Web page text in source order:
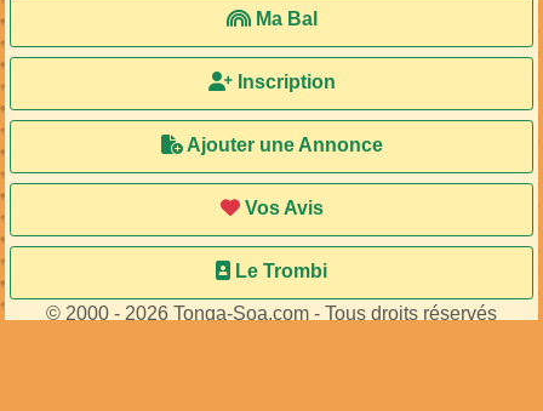
Ma Bal
Inscription
Ajouter une Annonce
Vos Avis
Le Trombi
© 2000 - 2026 Tonga-Soa.com - Tous droits réservés